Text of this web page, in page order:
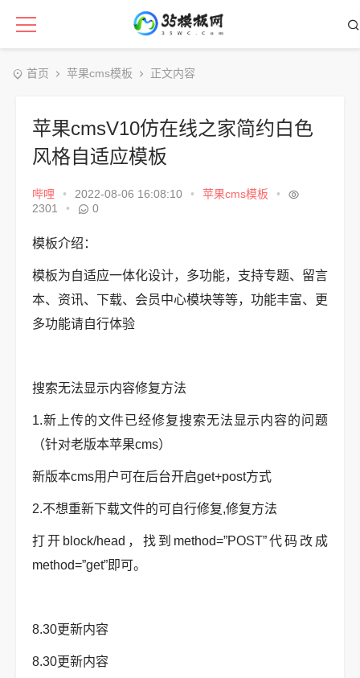
首页 苹果cms模板 正文内容
苹果cmsV10仿在线之家简约白色
风格自适应模板
哔哩 • 2022-08-06 16:08:10 • 苹果cms模板
•
2301
• 0
模板介绍：
模板为自适应一体化设计，多功能，支持专题、留言
本、资讯、下载、会员中心模块等等，功能丰富、更
多功能请自行体验
搜索无法显示内容修复方法
1.新上传的文件已经修复搜索无法显示内容的问题
（针对老版本苹果cms）
新版本cms用户可在后台开启get+post方式
2.不想重新下载文件的可自行修复,修复方法
打开block/head，找到method=”POST”代码改成
method=”get”即可。
8.30更新内容
8.30更新内容